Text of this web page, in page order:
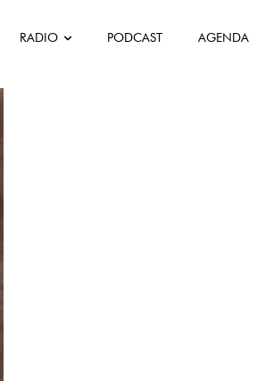
RADIO PODCAST AGENDA